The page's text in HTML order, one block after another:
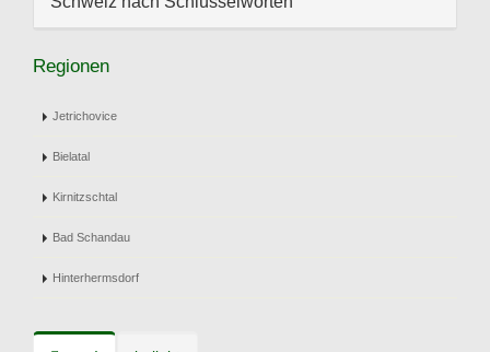
Regionen
Jetrichovice
Bielatal
Kirnitzschtal
Bad Schandau
Hinterhermsdorf